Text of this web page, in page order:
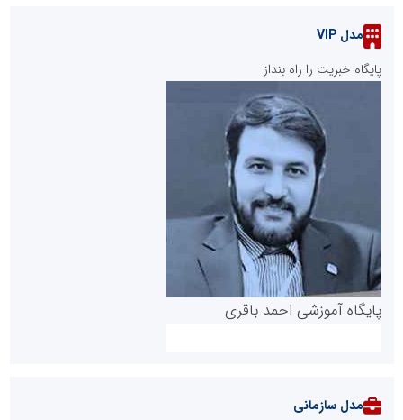
مدل VIP
پایگاه خبریت را راه بنداز
پایگاه آموزشی احمد باقری
مدل سازمانی